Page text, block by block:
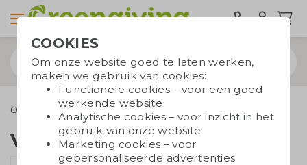
Outdoor & Vrije tijd Vogelhuisjes
Vogelhuisje FSC-hout
COOKIES
Om onze website goed te laten werken,
maken we gebruik van cookies:
Functionele cookies – voor een goed
werkende website
Analytische cookies – voor inzicht in het
gebruik van onze website
Marketing cookies – voor
gepersonaliseerde advertenties